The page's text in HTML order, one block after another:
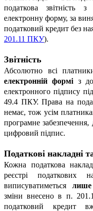
податкова звітність
електронну форму, за
податковий кредит без
201.11 ПКУ).
Звітність
Абсолютно всі
електронній формі з
електронного підпису
49.4 ПКУ. Права на
немає, тож усім
програмне
цифровий підпис.
Податкові накладні
Кожна податкова
реєстрі
виписуватиметься лише
зміни внесено в п.
податковий кредит